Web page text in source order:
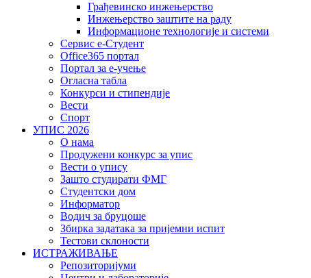
Грађевинско инжењерство
Инжењерство заштите на раду
Информационе технологије и системи
Сервис е-Студент
Office365 портал
Портал за е-учење
Огласна табла
Конкурси и стипендије
Вести
Спорт
УПИС 2026
О нама
Продужени конкурс за упис
Вести о упису
Зашто студирати ФМГ
Студентски дом
Информатор
Водич за бруцоше
Збиркa задатака за пријемни испит
Тестови склоности
ИСТРАЖИВАЊЕ
Репозиторијуми